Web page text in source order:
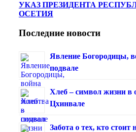
УКАЗ ПРЕЗИДЕНТА
ОСЕТИЯ
Последние новости
Явление Богородицы,
подвале
Хлеб – символ жизни в
Цхинвале
Забота о тех, кто стоит